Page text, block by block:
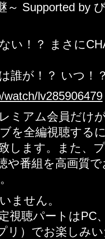
～ Supported by
い！？ まさに
誰が！？ いつ！
lv285906479
ミアム会員だけ
を全編視聴する
します。また、
や番組を高画質
ません。
視聴パートはPC
リ）でお楽しみ